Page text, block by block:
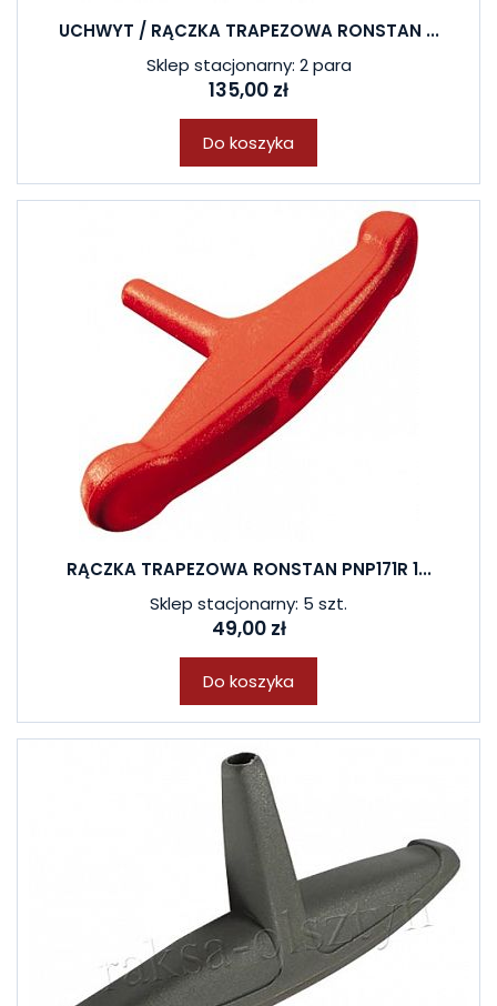
UCHWYT / RĄCZKA TRAPEZOWA RONSTAN ...
Sklep stacjonarny: 2 para
135,00 zł
Do koszyka
RĄCZKA TRAPEZOWA RONSTAN PNP171R 1...
Sklep stacjonarny: 5 szt.
49,00 zł
Do koszyka